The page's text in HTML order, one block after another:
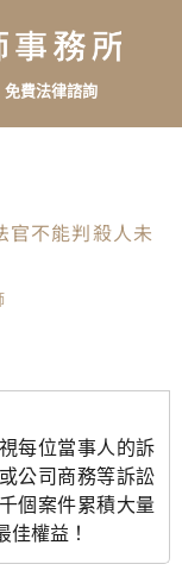
免費法律諮詢
官不能判殺人未
每位當事人的訴
公司商務等訴訟
個案件累積大量
佳權益！